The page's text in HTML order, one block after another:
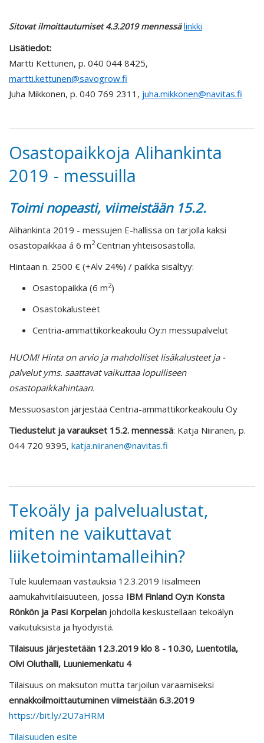
Sitovat ilmoittautumiset 4.3.2019 mennessälinkki
Lisätiedot:
Martti Kettunen, p. 040 044 8425,
martti.kettunen@savogrow.fi
Juha Mikkonen, p. 040 769 2311, juha.mikkonen@navitas.fi
Osastopaikkoja Alihankinta
2019 - messuilla
Toimi nopeasti, viimeistään 15.2.
Alihankinta 2019 - messujen E-hallissa on tarjolla kaksi
osastopaikkaa á 6 m2Centrian yhteisosastolla.
Hintaan n. 2500 € (+Alv 24%) / paikka sisältyy:
Osastopaikka (6 m2)
Osastokalusteet
Centria-ammattikorkeakoulu Oy:n messupalvelut
HUOM! Hinta on arvio ja mahdolliset lisäkalusteet ja -
palvelut yms. saattavat vaikuttaa lopulliseen
osastopaikkahintaan.
Messuosaston järjestää Centria-ammattikorkeakoulu Oy
Tiedustelut ja varaukset 15.2. mennessä: Katja Niiranen, p.
044 720 9395, katja.niiranen@navitas.fi
Tekoäly ja palvelualustat,
miten ne vaikuttavat
liiketoimintamalleihin?
Tule kuulemaan vastauksia 12.3.2019 Iisalmeen
aamukahvitilaisuuteen, jossa IBM Finland Oy:n Konsta
Rönkön ja Pasi Korpelan johdolla keskustellaan tekoälyn
vaikutuksista ja hyödyistä.
Tilaisuus järjestetään 12.3.2019 klo 8 - 10.30, Luentotila,
Olvi Oluthalli, Luuniemenkatu 4
Tilaisuus on maksuton mutta tarjoilun varaamiseksi
ennakkoilmoittautuminen viimeistään 6.3.2019
https://bit.ly/2U7aHRM
Tilaisuuden esite